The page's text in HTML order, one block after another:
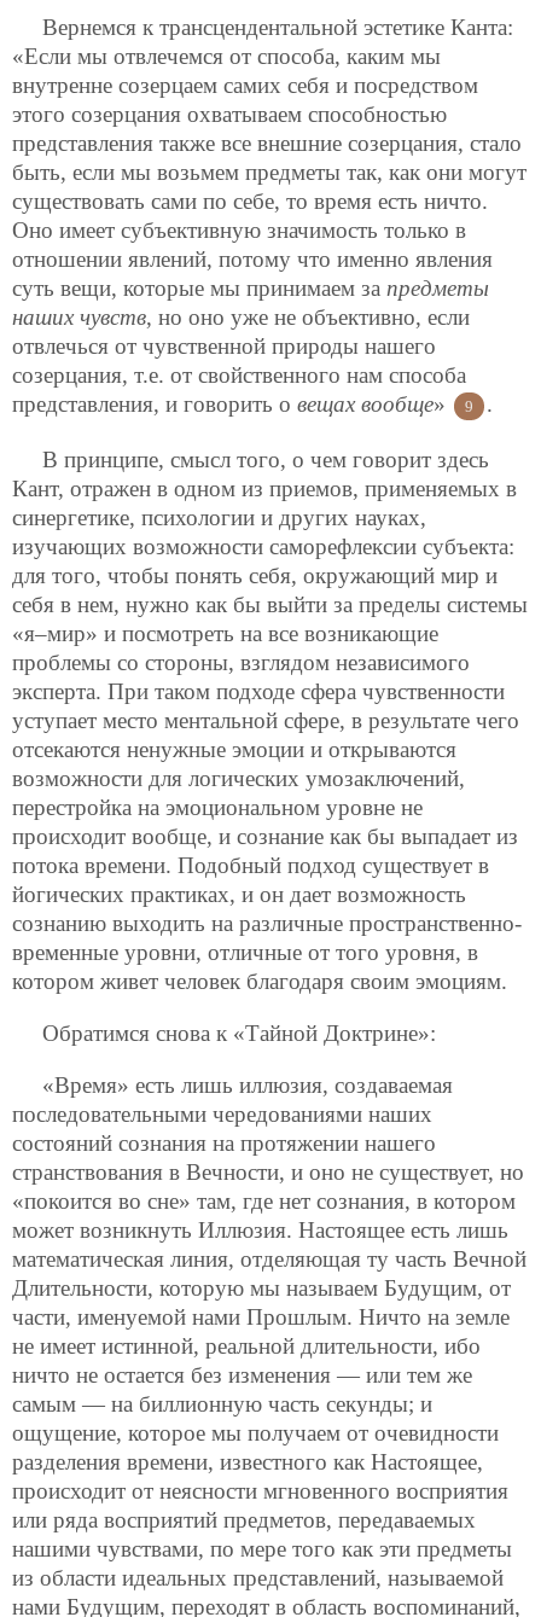
Вернемся к трансцендентальной эстетике Канта:
«Если мы отвлечемся от способа, каким мы
внутренне созерцаем самих себя и посредством
этого созерцания охватываем способностью
представления также все внешние созерцания, стало
быть, если мы возьмем предметы так, как они могут
существовать сами по себе, то время есть ничто.
Оно имеет субъективную значимость только в
отношении явлений, потому что именно явления
суть вещи, которые мы принимаем за предметы
наших чувств, но оно уже не объективно, если
отвлечься от чувственной природы нашего
созерцания, т.е. от свойственного нам способа
представления, и говорить о вещах вообще» 9 .
В принципе, смысл того, о чем говорит здесь
Кант, отражен в одном из приемов, применяемых в
синергетике, психологии и других науках,
изучающих возможности саморефлексии субъекта:
для того, чтобы понять себя, окружающий мир и
себя в нем, нужно как бы выйти за пределы системы
«я–мир» и посмотреть на все возникающие
проблемы со стороны, взглядом независимого
эксперта. При таком подходе сфера чувственности
уступает место ментальной сфере, в результате чего
отсекаются ненужные эмоции и открываются
возможности для логических умозаключений,
перестройка на эмоциональном уровне не
происходит вообще, и сознание как бы выпадает из
потока времени. Подобный подход существует в
йогических практиках, и он дает возможность
сознанию выходить на различные пространственно-
временные уровни, отличные от того уровня, в
котором живет человек благодаря своим эмоциям.
Обратимся снова к «Тайной Доктрине»:
«Время» есть лишь иллюзия, создаваемая
последовательными чередованиями наших
состояний сознания на протяжении нашего
странствования в Вечности, и оно не существует, но
«покоится во сне» там, где нет сознания, в котором
может возникнуть Иллюзия. Настоящее есть лишь
математическая линия, отделяющая ту часть Вечной
Длительности, которую мы называем Будущим, от
части, именуемой нами Прошлым. Ничто на земле
не имеет истинной, реальной длительности, ибо
ничто не остается без изменения — или тем же
самым — на биллионную часть секунды; и
ощущение, которое мы получаем от очевидности
разделения времени, известного как Настоящее,
происходит от неясности мгновенного восприятия
или ряда восприятий предметов, передаваемых
нашими чувствами, по мере того как эти предметы
из области идеальных представлений, называемой
нами Будущим, переходят в область воспоминаний,